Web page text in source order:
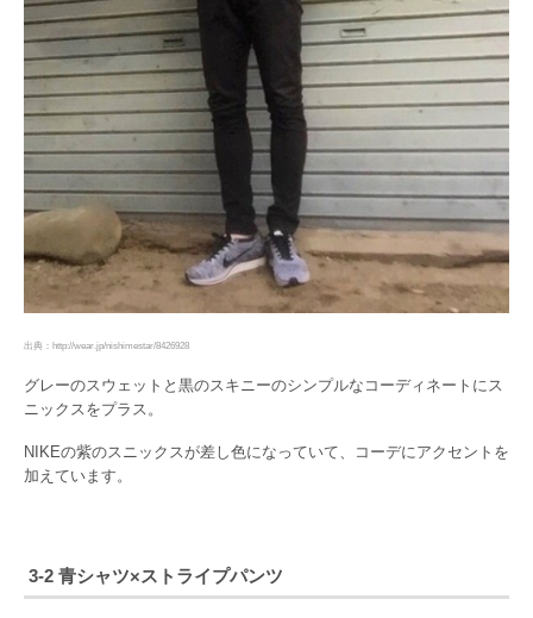
出典：http://wear.jp/nishimestar/8426928
グレーのスウェットと黒のスキニーのシンプルなコーディネートにス
ニックスをプラス。
NIKEの紫のスニックスが差し色になっていて、コーデにアクセントを
加えています。
3-2 青シャツ×ストライプパンツ